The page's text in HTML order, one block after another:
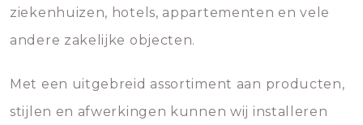
ziekenhuizen, hotels, appartementen en vele
andere zakelijke objecten.
Met een uitgebreid assortiment aan producten,
stijlen en afwerkingen kunnen wij installeren